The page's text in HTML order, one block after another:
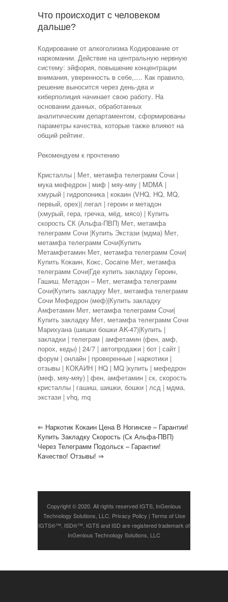
Что происходит с человеком
дальше?
Кодирование от алкоголизма Кодирование от
наркомании. Действие на центральную нервную
систему: эйфория, повышение концентрации
внимания, уверенность в себе,…. Как правило,
решение выносится через день-два и
киберполиция начинает свою работу. На
основании данных, обработанных
аналитическим департаментом, сформированы
параметры качества, которые также влияют на
общий рейтинг.
Рекомендуем к прочтению
Кристаллы | Мет, метамфа телеграмм Сочи |
мука мефедрон | миф | мяу-мяу | MDMA |
хмурый | гидропоника | кокаин (VHQ, HQ, MQ,
первый, орех)| легал | героин и метадон
(хмурый, гера, гречка, мёд, мясо) | Купить
скорость СК (Альфа-ПВП) Мет, метамфа
телеграмм Сочи |Купить Экстази (мдма) Мет,
метамфа телеграмм Сочи|Купить
Метамфетамин Мет, метамфа телеграмм Сочи|
Купить Кокаин, Кокс, Cocaine Мет, метамфа
телеграмм Сочи|Где купить закладку Героин,
Гашиш, Метадон – Мет, метамфа телеграмм
Сочи|Купить закладку Мет, метамфа телеграмм
Сочи Мефедрон (меф)|Купить закладку
Амфетамин Мет, метамфа телеграмм Сочи|
Купить закладку Мет, метамфа телеграмм Сочи
Марихуана (шишки бошки AK-47)|Купить |
закладки | телеграм | амфетамин (фен, амф,
порох, кеды) | 24/7 | автопродажи | бот | сайт |
форум | онлайн | проверенные | наркотики |
отзывы | КОКАИН | HQ | MQ |купить | мефедрон
(меф, мяу-мяу) | фен, амфетамин | ск, скорость
кристаллы | гашиш, шишки, бошки | лсд | мдма,
экстази | vhq, mq
⇐ Наркотик Кокаин Цена В Ногинске – Гарантии!
Купить Закладку Скорость (Ск Альфа-ПВП)
Через Телеграмм Подольск – Гарантии!
Качество! Отзывы! ⇒
Copyright © 2020. All rights reserved IGTS, InGenious
Technology Solutions, LLC. Privacy Policy | Terms of Use
IGTS®™, ISD®™. IGTS and ISD are registered trademark of
InGenious Technology Solutions, LLC